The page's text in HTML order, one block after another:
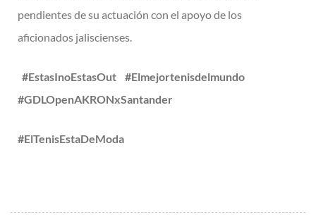
pendientes de su actuación con el apoyo de los
aficionados jaliscienses.
#EstasInoEstasOut #Elmejortenisdelmundo
#GDLOpenAKRONxSantander
#ElTenisEstaDeModa